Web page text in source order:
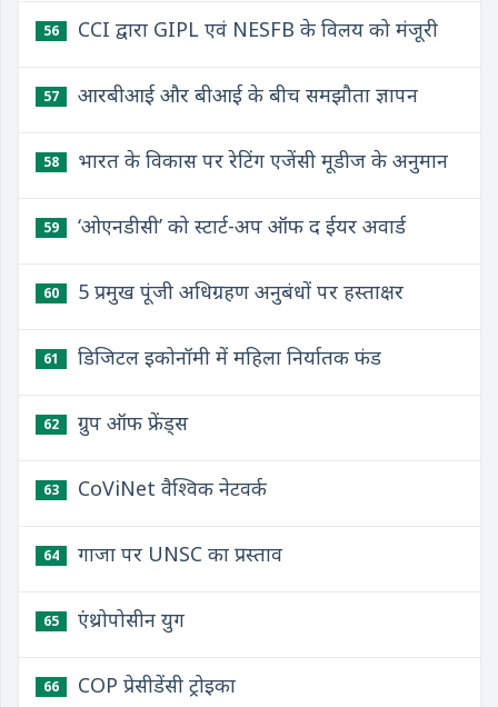
56 CCI द्वारा GIPL एवं NESFB के विलय को मंजूरी
57 आरबीआई और बीआई के बीच समझौता ज्ञापन
58 भारत के विकास पर रेटिंग एजेंसी मूडीज के अनुमान
59 ‘ओएनडीसी’ को स्टार्ट-अप ऑफ द ईयर अवार्ड
60 5 प्रमुख पूंजी अधिग्रहण अनुबंधों पर हस्ताक्षर
61 डिजिटल इकोनॉमी में महिला निर्यातक फंड
62 ग्रुप ऑफ फ्रेंड्स
63 CoViNet वैश्विक नेटवर्क
64 गाजा पर UNSC का प्रस्ताव
65 एंथ्रोपोसीन युग
66 COP प्रेसीडेंसी ट्रोइका